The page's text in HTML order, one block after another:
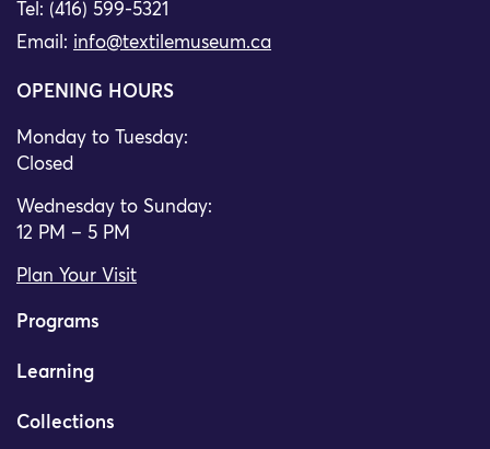
Tel: (416) 599-5321
Email: info@textilemuseum.ca
OPENING HOURS
Monday to Tuesday:
Closed
Wednesday to Sunday:
12 PM – 5 PM
Plan Your Visit
Programs
Learning
Collections